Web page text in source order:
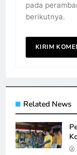
pada
berikutnya.
Related News